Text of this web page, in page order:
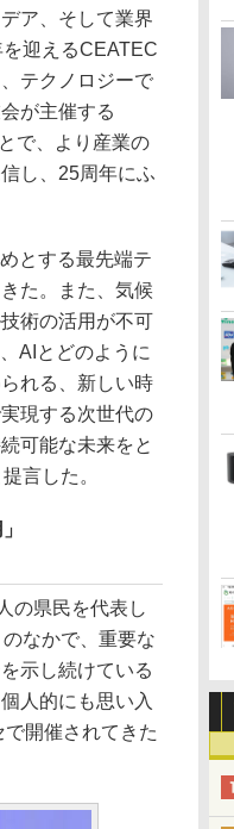
ア、そして業界
迎えるCEATEC
テクノロジーで
が主催する
で、より産業の
し、25周年にふ
とする最先端テ
た。また、気候
術の活用が不可
AIとどのように
れる、新しい時
現する次世代の
可能な未来をと
言した。
の県民を代表し
なかで、重要な
示し続けている
人的にも思い入
開催されてきた